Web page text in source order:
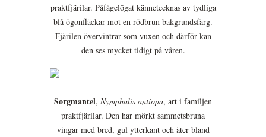
praktfjärilar. Påfågelögat kännetecknas av tydliga
blå ögonfläckar mot en rödbrun bakgrundsfärg.
Fjärilen övervintrar som vuxen och därför kan
den ses mycket tidigt på våren.
Sorgmantel, Nymphalis antiopa, art i familjen
praktfjärilar. Den har mörkt sammetsbruna
vingar med bred, gul ytterkant och äter bland